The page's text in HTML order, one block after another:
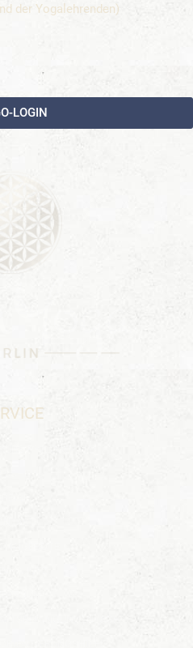
der Yogalehrenden)
LOGIN